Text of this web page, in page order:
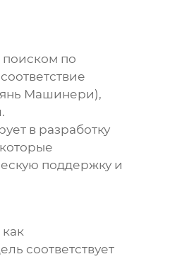
поиском по
Машинери),
в разработку
поддержку и
соответствует